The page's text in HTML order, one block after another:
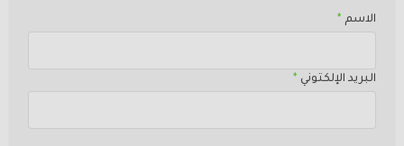
الاسم *
البريد الإلكتوني *